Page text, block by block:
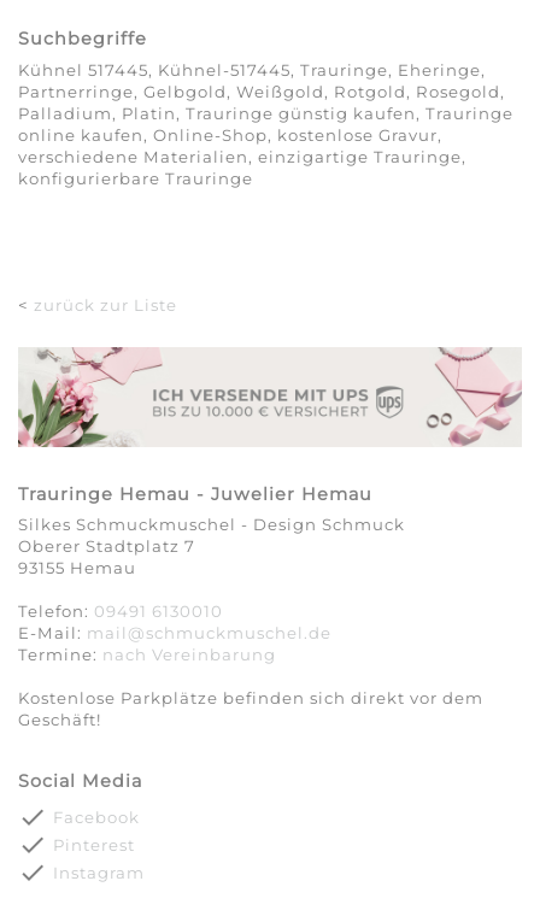
Suchbegriffe
Kühnel 517445, Kühnel-517445, Trauringe, Eheringe,
Partnerringe, Gelbgold, Weißgold, Rotgold, Rosegold,
Palladium, Platin, Trauringe günstig kaufen, Trauringe
online kaufen, Online-Shop, kostenlose Gravur,
verschiedene Materialien, einzigartige Trauringe,
konfigurierbare Trauringe
< zurück zur Liste
Trauringe Hemau - Juwelier Hemau
Silkes Schmuckmuschel - Design Schmuck
Oberer Stadtplatz 7
93155 Hemau
Telefon: 09491 6130010
E-Mail: mail@schmuckmuschel.de
Termine: nach Vereinbarung​​​​​​​
Kostenlose Parkplätze befinden sich direkt vor dem
Geschäft!
Social Media
done Facebook
done Pinterest
done Instagram